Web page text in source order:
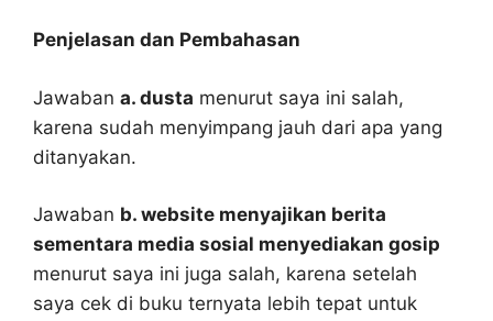
Penjelasan dan Pembahasan
Jawaban a. dusta menurut saya ini salah,
karena sudah menyimpang jauh dari apa yang
ditanyakan.
Jawaban b. website menyajikan berita
sementara media sosial menyediakan gosip
menurut saya ini juga salah, karena setelah
saya cek di buku ternyata lebih tepat untuk